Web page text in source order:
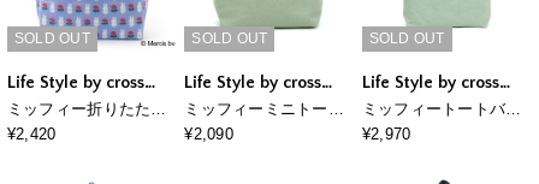
SOLD OUT
Life Style by cross
marche
ミッフィー折りたたみ
保冷＆保温エコバッグ
¥2,420
SOLD OUT
Life Style by cross
marche
ミッフィーミニトート
バッグ(刺繍)
¥2,090
SOLD OUT
Life Style by cross
marche
ミッフィートートバッ
グ(刺繍)
¥2,970